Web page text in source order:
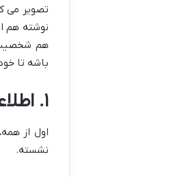
تصویر می
نوشته هم
هم شخصیت
باشه تا
۱. اطلاعات کلی و شناسنامه ای کتاب انگشتر بدلی
اول از
نشسته.